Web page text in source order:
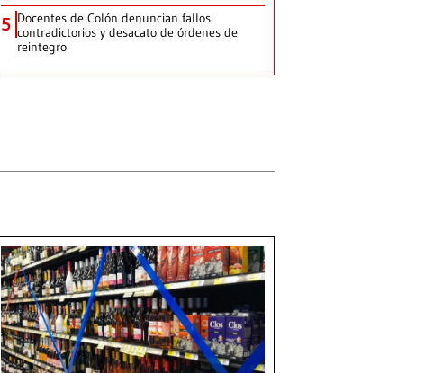
5 Docentes de Colón denuncian fallos
contradictorios y desacato de órdenes de
reintegro